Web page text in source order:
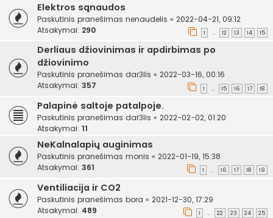
Elektros sąnaudos
Paskutinis pranešimas nenaudelis « 2022-04-21, 09:12
Atsakymai: 290 1 … 12 13 14 15
Derliaus džiovinimas ir apdirbimas po
džiovinimo
Paskutinis pranešimas dar3lis « 2022-03-16, 00:16
Atsakymai: 357 1 … 15 16 17 18
Palapinė saltoje patalpoje.
Paskutinis pranešimas dar3lis « 2022-02-02, 01:20
Atsakymai: 11
NeKalnalapių auginimas
Paskutinis pranešimas monis « 2022-01-19, 15:38
Atsakymai: 361 1 … 16 17 18 19
Ventiliacija ir CO2
Paskutinis pranešimas bora « 2021-12-30, 17:29
Atsakymai: 489 1 … 22 23 24 25